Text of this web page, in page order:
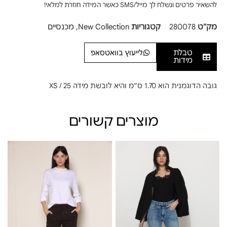
להשאיר פרטים ונשלח לך מייל/SMS כאשר המידה חוזרת למלאי!
מק"ט 280078 קטגוריות New Collection
, מכנסיים
טבלת
מידות
לייעוץ בוואטסאפ
גובה הדוגמנית הוא 1.70 ס”מ והיא לובשת מידה XS / 25
מוצרים קשורים